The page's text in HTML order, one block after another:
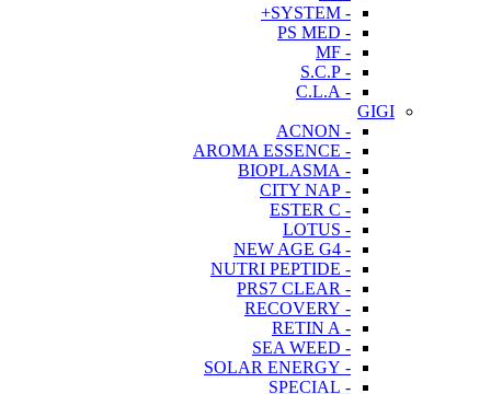
- SYSTEM+
- PS MED
- MF
- S.C.P
- C.L.A
GIGI
- ACNON
- AROMA ESSENCE
- BIOPLASMA
- CITY NAP
- ESTER C
- LOTUS
- NEW AGE G4
- NUTRI PEPTIDE
- PRS7 CLEAR
- RECOVERY
- RETIN A
- SEA WEED
- SOLAR ENERGY
- SPECIAL